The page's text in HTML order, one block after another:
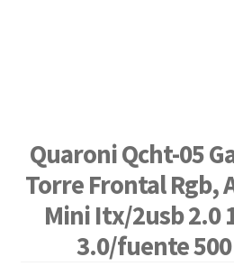
Quaroni Qcht-05
Torre Frontal Rgb,
Mini Itx/2usb 2.0
3.0/fuente